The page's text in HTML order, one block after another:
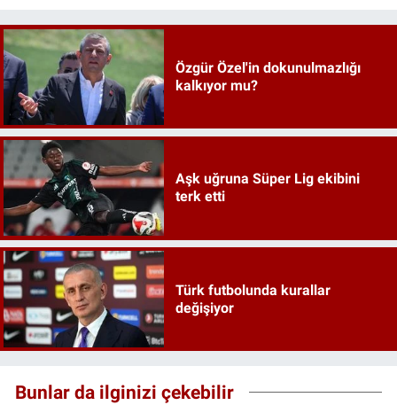
Özgür Özel'in dokunulmazlığı
kalkıyor mu?
Aşk uğruna Süper Lig ekibini
terk etti
Türk futbolunda kurallar
değişiyor
Bunlar da ilginizi çekebilir